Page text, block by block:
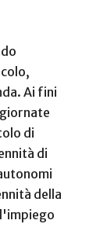
Ai fini
di
di
della